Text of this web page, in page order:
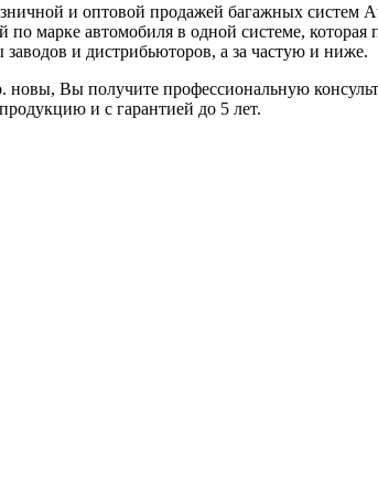
и оптовой продажей багажных систем
марке автомобиля в одной системе, которая
и дистрибьюторов, а за частую и ниже.
Вы получите профессиональную
и с гарантией до 5 лет.